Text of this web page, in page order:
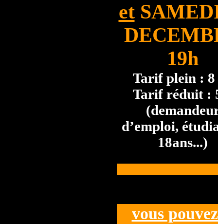
et
19h
Tarif plein : 8
Tarif réduit :
d’emploi,
18ans...)
vous